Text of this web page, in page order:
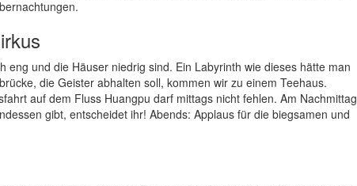
und die Häuser niedrig sind. Ein Labyrinth wie dieses hätte man
die Geister abhalten soll, kommen wir zu einem Teehaus.
auf dem Fluss Huangpu darf mittags nicht fehlen. Am Nachmittag
gibt, entscheidet ihr! Abends: Applaus für die biegsamen und